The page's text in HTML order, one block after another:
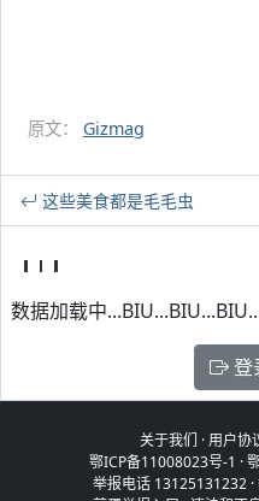
原文： Gizmag
这些美食都是毛毛虫
数据加载中
登
关于我们 ·用户协
鄂ICP备11008023号-1 ·
举报电话 13125131232